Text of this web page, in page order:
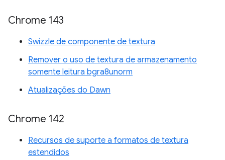
Chrome 143
Swizzle de componente de textura
Remover o uso de textura de armazenamento
somente leitura bgra8unorm
Atualizações do Dawn
Chrome 142
Recursos de suporte a formatos de textura
estendidos